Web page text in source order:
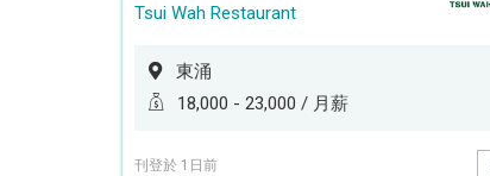
Tsui Wah Restaurant
東涌
18,000 - 23,000 / 月薪
刊登於 1日前